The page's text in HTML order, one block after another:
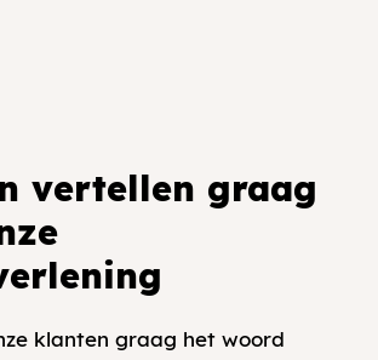
vertellen graag
klanten graag het woord